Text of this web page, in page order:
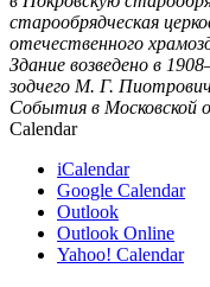
старообрядческая
отечественного
Здание возведено в
зодчего М. Г.
События в Московской
Calendar
iCalendar
Google Calendar
Outlook
Outlook Online
Yahoo! Calendar